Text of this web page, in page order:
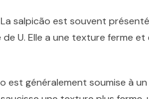
La salpicão est souvent
U. Elle a une texture ferme
est généralement soumise à